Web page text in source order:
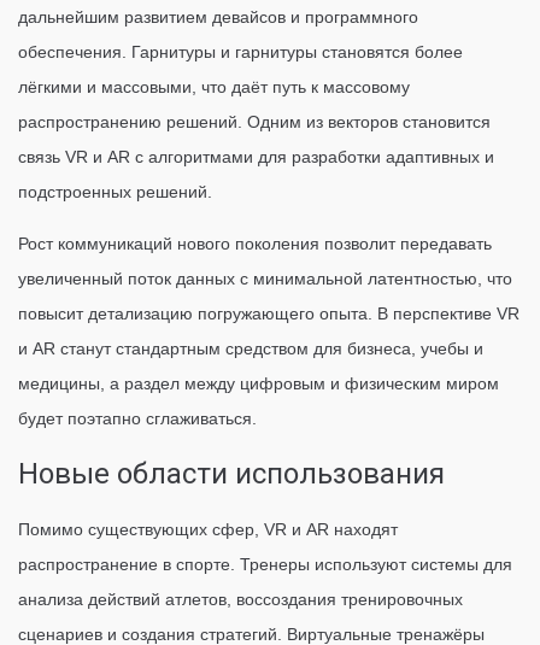
дальнейшим развитием девайсов и программного
обеспечения. Гарнитуры и гарнитуры становятся более
лёгкими и массовыми, что даёт путь к массовому
распространению решений. Одним из векторов становится
связь VR и AR с алгоритмами для разработки адаптивных и
подстроенных решений.
Рост коммуникаций нового поколения позволит передавать
увеличенный поток данных с минимальной латентностью, что
повысит детализацию погружающего опыта. В перспективе VR
и AR станут стандартным средством для бизнеса, учебы и
медицины, а раздел между цифровым и физическим миром
будет поэтапно сглаживаться.
Новые области использования
Помимо существующих сфер, VR и AR находят
распространение в спорте. Тренеры используют системы для
анализа действий атлетов, воссоздания тренировочных
сценариев и создания стратегий. Виртуальные тренажёры